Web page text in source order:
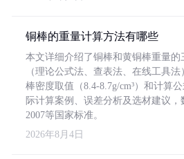
铜棒的重量计算方法有哪些
本文详细介绍了铜棒和黄铜棒重量的
（理论公式法、查表法、在线工具
棒密度取值（8.4-8.7g/cm³）和计算
际计算案例、误差分析及选材建议，
2007等国家标准。
2026年8月4日